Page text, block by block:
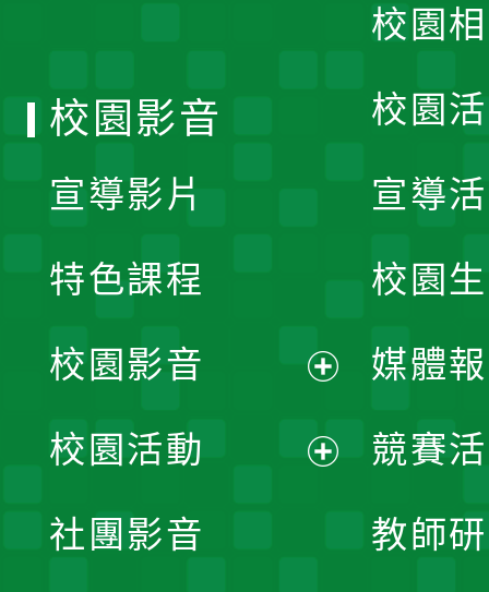
校園
校園
宣導
校園
媒體
競賽
教師
校園影音
宣導影片
特色課程
校園影音
開
校園活動
社團影音